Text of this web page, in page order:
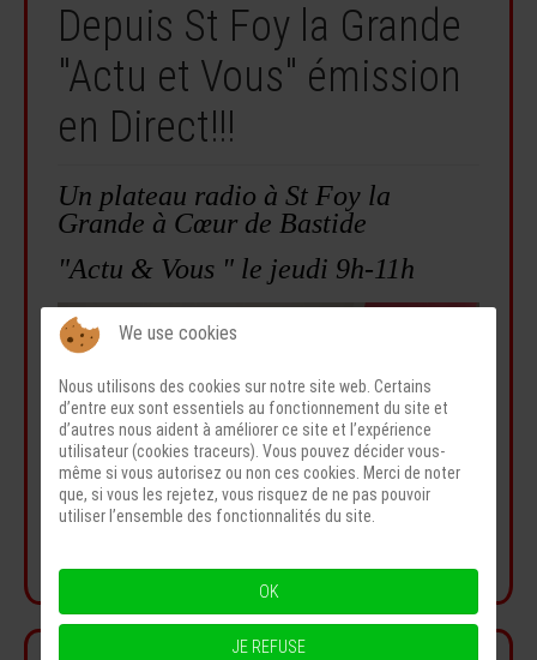
Depuis St Foy la Grande
"Actu et Vous" émission
en Direct!!!
Un plateau radio à St Foy la
Grande à Cœur de Bastide
"Actu & Vous " le jeudi 9h-11h
We use cookies
Nous utilisons des cookies sur notre site web. Certains
d’entre eux sont essentiels au fonctionnement du site et
d’autres nous aident à améliorer ce site et l’expérience
utilisateur (cookies traceurs). Vous pouvez décider vous-
même si vous autorisez ou non ces cookies. Merci de noter
que, si vous les rejetez, vous risquez de ne pas pouvoir
utiliser l’ensemble des fonctionnalités du site.
OK
JE REFUSE